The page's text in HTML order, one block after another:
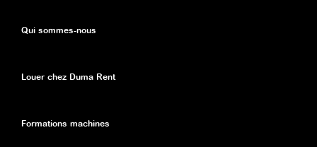
Qui sommes-nous
Louer chez Duma Rent
Formations machines